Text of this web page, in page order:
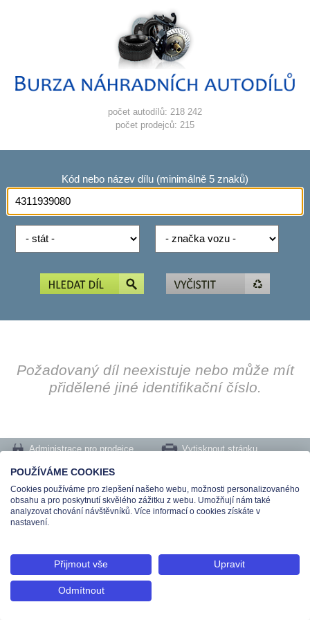
počet autodílů: 218 242
počet prodejců: 215
Kód nebo název dílu (minimálně 5 znaků)
Požadovaný díl neexistuje nebo může mít
přidělené jiné identifikační číslo.
Administrace pro prodejce
Vytisknout stránku
Nastavení cookies
Tel.: +420 491 519 500 | E-mail: helpdesk@teas.cz | Provozovna: tř. T.Bati 299,
763 02 Zlín
© 2026 Teas spol. s r. o., Platnéřská 88/9, 110 00 Praha 1 - Staré Město, IČO:
48906565, DIČ: CZ699008048, Zapsána v OR vedeném u Městského soudu v
POUŽÍVÁME COOKIES
Cookies používáme pro zlepšení našeho webu, možnosti personalizovaného
obsahu a pro poskytnutí skvělého zážitku z webu. Umožňují nám také
analyzovat chování návštěvníků. Více informací o cookies získáte v
nastavení.
Přijmout vše Upravit
Odmítnout